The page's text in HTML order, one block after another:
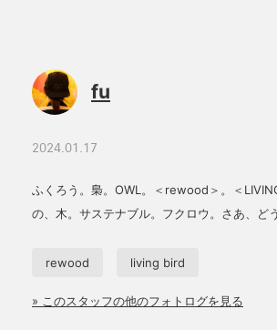
fu
2024.01.17
ふくろう。梟。OWL。＜rewood＞。＜
の、木。サステナブル。フクロウ。さあ、どう
rewood living bird
» このスタッフの他のフォトログを見る